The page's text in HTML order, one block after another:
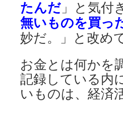
たんだ 」と気付
無いものを買っ
妙だ。」と改め
お金とは何かを
記録している内
いものは、経済